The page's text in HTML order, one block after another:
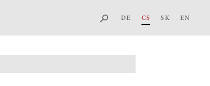
DE CS SK EN